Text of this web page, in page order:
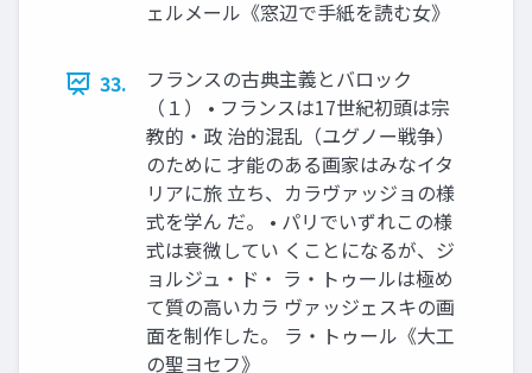
ェルメール《窓辺で手紙を読む女》
33.
フランスの古典主義とバロック
（１） • フランスは17世紀初頭は宗
教的・政 治的混乱（ユグノー戦争）
のために 才能のある画家はみなイタ
リアに旅 立ち、カラヴァッジョの様
式を学ん だ。 • パリでいずれこの様
式は衰微してい くことになるが、ジ
ョルジュ・ド・ ラ・トゥールは極め
て質の高いカラ ヴァッジェスキの画
面を制作した。 ラ・トゥール《大工
の聖ヨセフ》